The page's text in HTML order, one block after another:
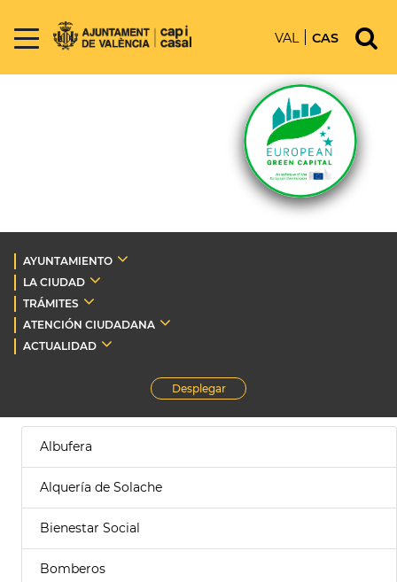
VAL CAS
AYUNTAMIENTO
LA CIUDAD
TRÁMITES
ATENCIÓN CIUDADANA
ACTUALIDAD
Desplegar
Albufera
Alquería de Solache
Bienestar Social
Bomberos